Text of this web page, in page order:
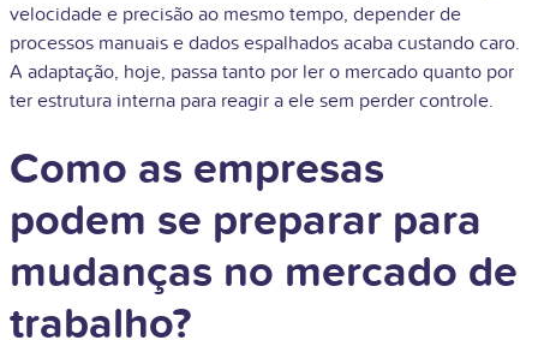
velocidade e precisão ao mesmo tempo, depender de
processos manuais e dados espalhados acaba custando caro.
A adaptação, hoje, passa tanto por ler o mercado quanto por
ter estrutura interna para reagir a ele sem perder controle.
Como as empresas
podem se preparar para
mudanças no mercado de
trabalho?